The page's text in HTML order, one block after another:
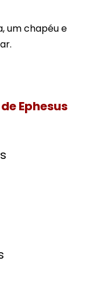
um chapéu e
Ephesus